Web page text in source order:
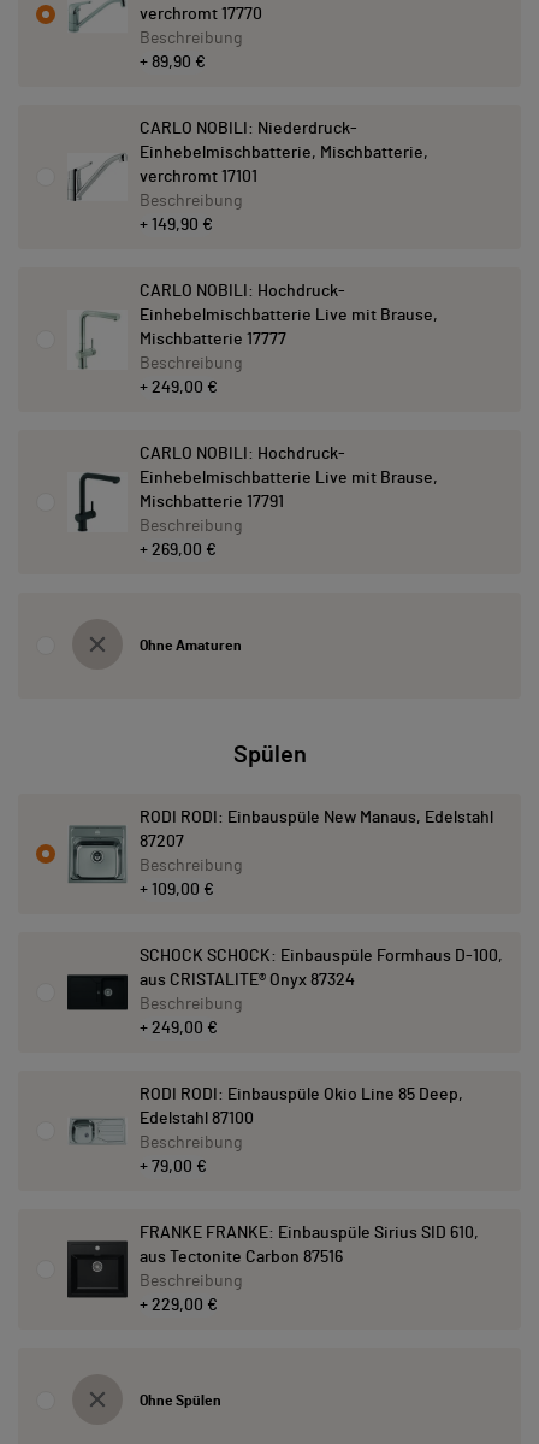
verchromt 17770
+ 89,90 €
Beschreibung
CARLO NOBILI: Niederdruck-
Einhebelmischbatterie, Mischbatterie,
verchromt 17101
+ 149,90 €
Beschreibung
CARLO NOBILI: Hochdruck-
Einhebelmischbatterie Live mit Brause,
Mischbatterie 17777
+ 249,00 €
Beschreibung
CARLO NOBILI: Hochdruck-
Einhebelmischbatterie Live mit Brause,
Mischbatterie 17791
+ 269,00 €
Beschreibung
Ohne Amaturen
Spülen
RODI RODI: Einbauspüle New Manaus, Edelstahl
87207
+ 109,00 €
Beschreibung
SCHOCK SCHOCK: Einbauspüle Formhaus D-100,
aus CRISTALITE® Onyx 87324
+ 249,00 €
Beschreibung
RODI RODI: Einbauspüle Okio Line 85 Deep,
Edelstahl 87100
+ 79,00 €
Beschreibung
FRANKE FRANKE: Einbauspüle Sirius SID 610,
aus Tectonite Carbon 87516
+ 229,00 €
Beschreibung
Ohne Spülen